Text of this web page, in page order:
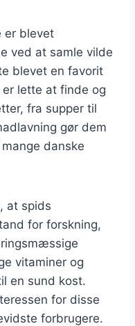
er blevet
ved at samle vilde
blevet en favorit
lette at finde og
fra supper til
gør dem
danske
at spids
for forskning,
vitaminer og
en sund kost.
for disse
forbrugere.